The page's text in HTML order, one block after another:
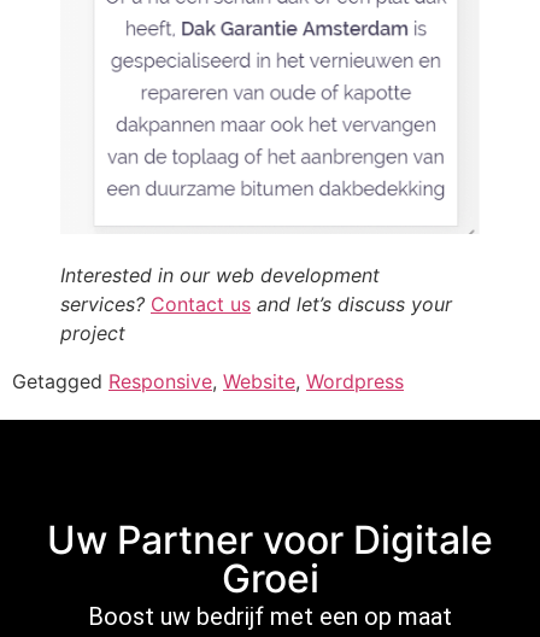
Interested in our web development
services? Contact us and let’s discuss your
project
Getagged Responsive, Website, Wordpress
Uw Partner voor Digitale
Groei
Boost uw bedrijf met een op maat